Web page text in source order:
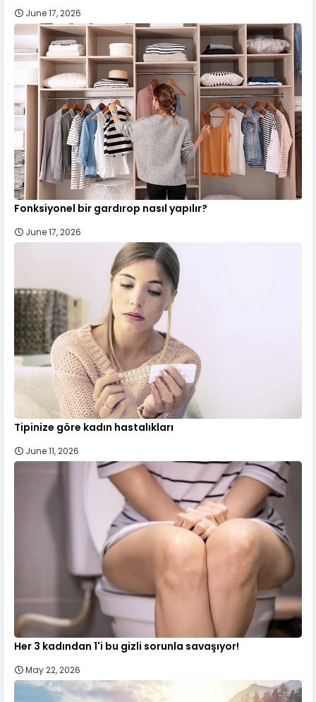
June 17, 2026
Fonksiyonel bir gardırop nasıl yapılır?
June 17, 2026
Tipinize göre kadın hastalıkları
June 11, 2026
Her 3 kadından 1'i bu gizli sorunla savaşıyor!
May 22, 2026